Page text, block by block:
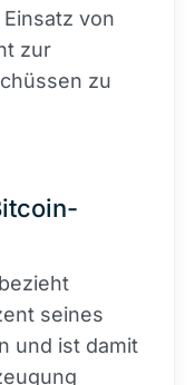
von
zur
zu
bezieht
seines
und ist damit